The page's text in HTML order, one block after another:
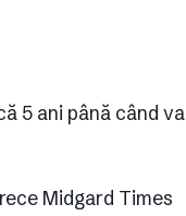
5 ani până când va
Midgard Times